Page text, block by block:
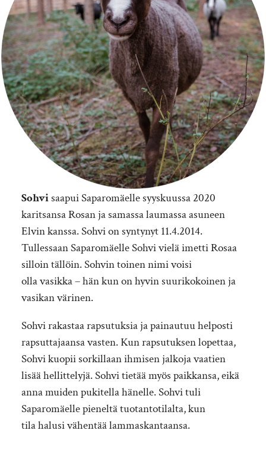
Sohvisaapui Saparomäelle syyskuussa 2020
karitsansa Rosan ja samassa laumassa asuneen
Elvin kanssa. Sohvi on syntynyt 11.4.2014.
Tullessaan Saparomäelle Sohvi vielä imetti Rosaa
silloin tällöin. Sohvin toinen nimi voisi
olla vasikka – hän kun on hyvin suurikokoinen ja
vasikan värinen.
Sohvi rakastaa rapsutuksia ja painautuu helposti
rapsuttajaansa vasten. Kun rapsutuksen lopettaa,
Sohvi kuopii sorkillaan ihmisen jalkoja vaatien
lisää hellittelyjä. Sohvi tietää myös paikkansa, eikä
anna muiden pukitella hänelle. Sohvi tuli
Saparomäelle pieneltä tuotantotilalta, kun
tila halusi vähentää lammaskantaansa.